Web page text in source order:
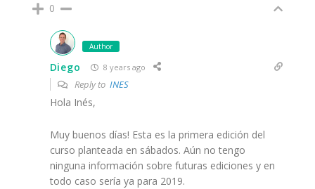
0
Author
Diego 8 years ago
Reply to INES
Hola Inés,
Muy buenos días! Esta es la primera edición del
curso planteada en sábados. Aún no tengo
ninguna información sobre futuras ediciones y en
todo caso sería ya para 2019.